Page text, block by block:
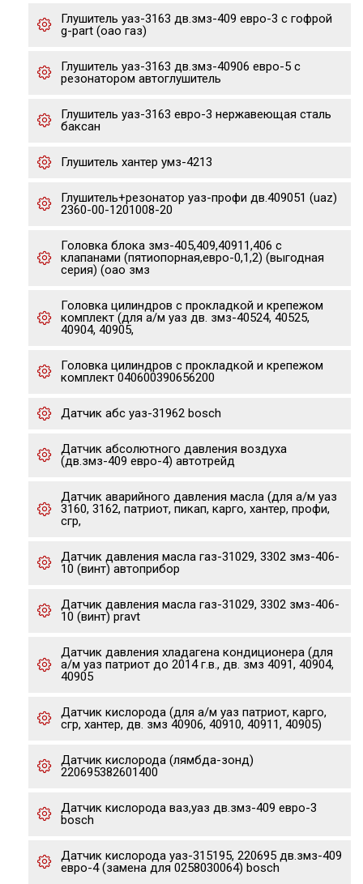
Глушитель уаз-3163 дв.змз-409 евро-3 с гофрой
g-part (оао газ)
Глушитель уаз-3163 дв.змз-40906 евро-5 с
резонатором автоглушитель
Глушитель уаз-3163 евро-3 нержавеющая сталь
баксан
Глушитель хантер умз-4213
Глушитель+резонатор уаз-профи дв.409051 (uaz)
2360-00-1201008-20
Головка блока змз-405,409,40911,406 с
клапанами (пятиопорная,евро-0,1,2) (выгодная
серия) (оао змз
Головка цилиндров с прокладкой и крепежом
комплект (для а/м уаз дв. змз-40524, 40525,
40904, 40905,
Головка цилиндров с прокладкой и крепежом
комплект 040600390656200
Датчик абс уаз-31962 bosch
Датчик абсолютного давления воздуха
(дв.змз-409 евро-4) автотрейд
Датчик аварийного давления масла (для а/м уаз
3160, 3162, патриот, пикап, карго, хантер, профи,
сгр,
Датчик давления масла газ-31029, 3302 змз-406-
10 (винт) автоприбор
Датчик давления масла газ-31029, 3302 змз-406-
10 (винт) pravt
Датчик давления хладагена кондиционера (для
а/м уаз патриот до 2014 г.в., дв. змз 4091, 40904,
40905
Датчик кислорода (для а/м уаз патриот, карго,
сгр, хантер, дв. змз 40906, 40910, 40911, 40905)
Датчик кислорода (лямбда-зонд)
220695382601400
Датчик кислорода ваз,уаз дв.змз-409 евро-3
bosch
Датчик кислорода уаз-315195, 220695 дв.змз-409
евро-4 (замена для 0258030064) bosch